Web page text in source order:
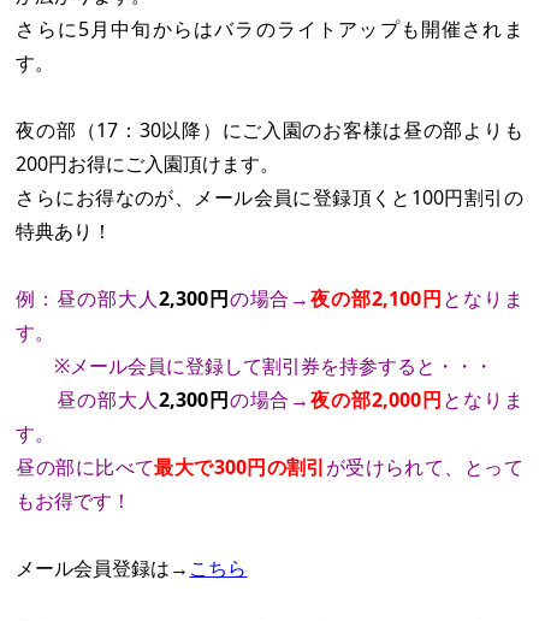
さらに5月中旬からはバラのライトアップも開催されま
す。
夜の部（17：30以降）にご入園のお客様は昼の部よりも
200円お得にご入園頂けます。
さらにお得なのが、メール会員に登録頂くと100円割引の
特典あり！
例：昼の部大人2,300円の場合→夜の部2,100円となりま
す。
※メール会員に登録して割引券を持参すると・・・
昼の部大人2,300円の場合→夜の部2,000円となりま
す。
昼の部に比べて最大で300円の割引が受けられて、とって
もお得です！
メール会員登録は→ こちら